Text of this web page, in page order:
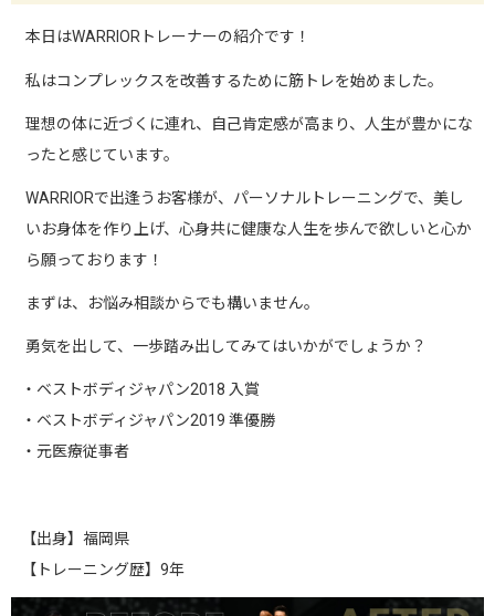
本日はWARRIORトレーナーの紹介です！
私はコンプレックスを改善するために筋トレを始めました。
理想の体に近づくに連れ、自己肯定感が高まり、人生が豊かにな
ったと感じています。
WARRIORで出逢うお客様が、パーソナルトレーニングで、美し
いお身体を作り上げ、心身共に健康な人生を歩んで欲しいと心か
ら願っております！
まずは、お悩み相談からでも構いません。
勇気を出して、一歩踏み出してみてはいかがでしょうか？
・ベストボディジャパン2018 入賞
・ベストボディジャパン2019 準優勝
・元医療従事者
【出身】福岡県
【トレーニング歴】9年